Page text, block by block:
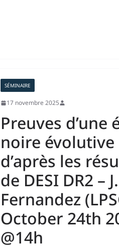
SÉMINAIRE
17 novembre 2025
Preuves d’une
noire évolutive
d’après les
de DESI DR2 –
Fernandez
October 24th
@14h